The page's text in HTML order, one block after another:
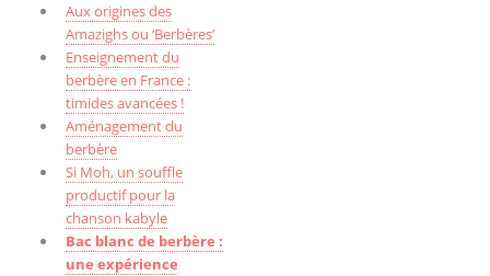
Aux origines des
Amazighs ou ‘Berbères’
Enseignement du
berbère en France :
timides avancées !
Aménagement du
berbère
Si Moh, un souffle
productif pour la
chanson kabyle
Bac blanc de berbère :
une expérience